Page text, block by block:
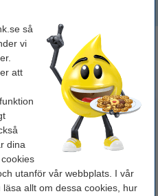
så
vi
att
dina
utanför vår webbplats. I vår
läsa allt om dessa cookies, hur